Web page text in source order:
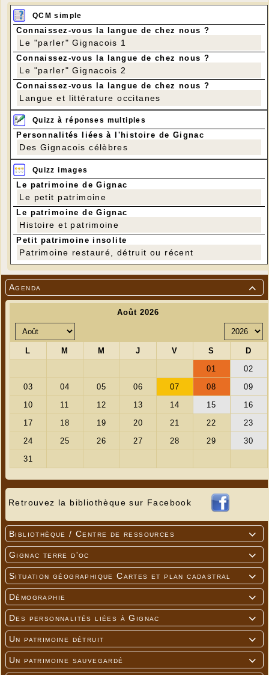

Agenda
Retrouvez la bibliothèque sur Facebook

Bibliothèque / Centre de ressources

Gignac terre d'oc

Situation géographique Cartes et plan cadastral

Démographie

Des personnalités liées à Gignac

Un patrimoine détruit

Un patrimoine sauvegardé
QCM simple
Connaissez-vous la langue de chez nous ?
Le "parler" Gignacois 1
Connaissez-vous la langue de chez nous ?
Le "parler" Gignacois 2
Connaissez-vous la langue de chez nous ?
Langue et littérature occitanes
Quizz à réponses multiples
Personnalités liées à l'histoire de Gignac
Des Gignacois célèbres
Quizz images
Le patrimoine de Gignac
Le petit patrimoine
Le patrimoine de Gignac
Histoire et patrimoine
Petit patrimoine insolite
Patrimoine restauré, détruit ou récent